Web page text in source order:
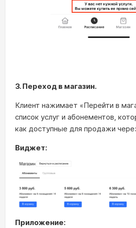
3. Переход в магазин.
Клиент нажимает «Перейти в
список услуг и абонементов,
как доступные для продажи
Виджет:
Приложение: